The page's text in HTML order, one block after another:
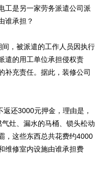
工是另一家劳务派遣公司派
谁承担？
，被派遣的工作人员因执行
遣的用工单位承担侵权责
补充责任。据此，装修公司
还3000元押金，理由是，
灶、漏水的马桶、锁头松动
，这些东西总共花费约4000
维修室内设施由谁承担费